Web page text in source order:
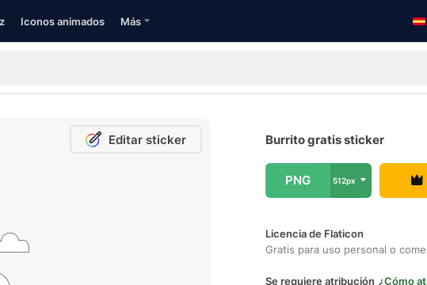
Iconos animados Más
Editar sticker Burrito gratis sticker
PNG 512px
Licencia de Flaticon
Gratis para uso personal o
Se requiere atribución ¿Cómo